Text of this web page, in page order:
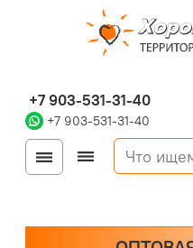
+7 903-531-31-40
+7 903-531-31-40